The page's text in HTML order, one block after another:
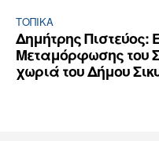
ΤΟΠΙΚΑ
Δημήτρης Πιστεύος:
Μεταμόρφωσης του
χωριά του Δήμου